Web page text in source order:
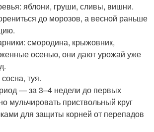
яблони, груши, сливы, вишни.
до морозов, а весной раньше
смородина, крыжовник,
осенью, они дают урожай уже
туя.
— за 3–4 недели до первых
мульчировать приствольный круг
для защиты корней от перепадов